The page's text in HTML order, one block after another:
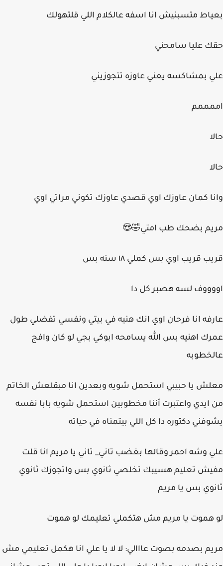
بعياط متسبنيش انا اسفه عالكلام اللي قلتهولك
حقك عليا سامحني
علي بمشاكسه يعني عاوزه تتجوزيني
اممممم
حالا
حالا
وانا كمان عاوزك اوي قصدي عاوزك تكوني مراتي اوي
مريم بضحك طب امتي🤣😍
قريب قريب اوي بس كملي ١٨ سنه بس
اووووف لسه هصبر كل دا
عارفه انا فرحان اوي انك هنيه في بيتي ونفسي تفضلي طول
عمرك اهنيه بس الله يسامحه ابوكي بجي لو كان وافج
عالخطوبه
معلش يا حبيبي استحمل شويه وبعدين انا مبقلعش الخاتم
من ايدي واعتبرت أننا مخطوبين استحمل شويه بابا نفسه
يشوفني دكتوره دا كل اللي بيتمناه في حياته
علي وشه احمر وقالها بغضب تاني_ تاني يا مريم انا قلت
مفيش تعليم هسيبك تخلصي ثانوي بس واتجوزك ثانوي
ثانوي بس يا مريم
لو هموت يا مريم مش هتكملي تعليمك لو هموت
مريم بصدمه بصوت عااالي: لا لا يا علي انا هكمل تعليمي مش